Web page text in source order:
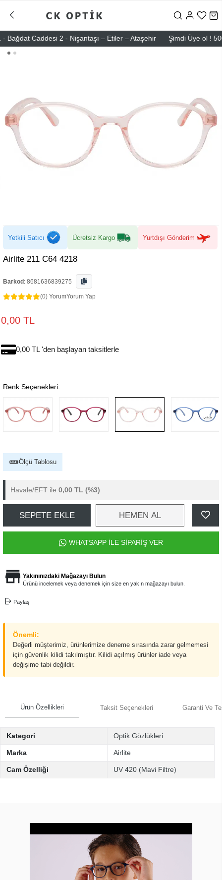
Caddesi 2 - Nişantaşı – Etiler – Ataşehir Şimdi Üye ol ! 5000
Yetkili Satıcı Ücretsiz Kargo Yurtdışı Gönderim
Airlite 211 C64 4218
Barkod : 8681636839275
(0) YorumYorum Yap
0,00 TL
0,00 TL 'den başlayan taksitlerle
Renk Seçenekleri:
Ölçü Tablosu
Havale/EFT ile 0,00 TL (%3)
SEPETE EKLE HEMEN AL
WHATSAPP İLE SİPARİŞ VER
Yakınınızdaki Mağazayı Bulun
Ürünü incelemek veya denemek için size en yakın mağazayı bulun.
Paylaş
Önemli:
Değerli müşterimiz, ürünlerimize deneme sırasında zarar gelmemesi
için güvenlik kilidi takılmıştır. Kilidi açılmış ürünler iade veya
değişime tabi değildir.
Ürün Özellikleri Taksit Seçenekleri Garanti Ve
Kategori Optik Gözlükleri
Marka Airlite
Cam Özelliği UV 420 (Mavi Filtre)